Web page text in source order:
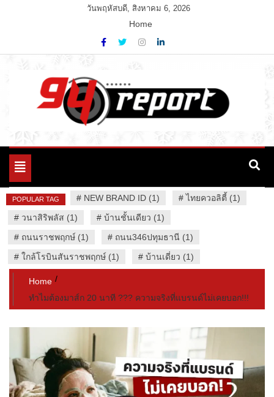
วันพฤหัสบดี, สิงหาคม 6, 2026
Home
94 Report.com
Variety News
Toggle
POPULAR TAG # NEW BRAND ID (1) #ไทยควอลิตี้ (1)
# วนาสิริพลัส (1) # บ้านชั้นเดียว (1)
# ถนนราชพฤกษ์ (1) # ถนน346ปทุมธานี (1)
# ใกล้โรบินสันราชพฤกษ์ (1) # บ้านเดี่ยว (1)
Home
ทำไมต้องมาส์ก 20 นาที ??? ความจริงที่แบรนด์ไม่เคยบอก!!!